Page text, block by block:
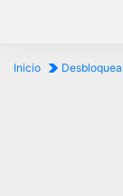
Inicio